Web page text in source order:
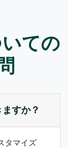
いての
すか？
タマイズ